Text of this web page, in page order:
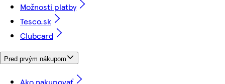
Možnosti platby
Tesco.sk
Clubcard
Pred prvým nákupom